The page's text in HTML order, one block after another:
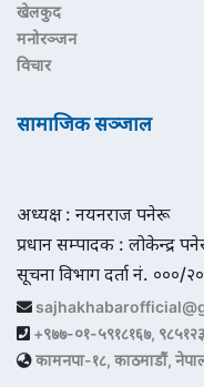
खेलकुद
मनोरञ्जन
विचार
सामाजिक सञ्जाल
अध्यक्ष : नयनराज पनेरू
प्रधान सम्पादक : लोकेन्द्र
सूचना विभाग दर्ता नं. ०००/
+९७७-०१-५९१८१६७,
कामनपा-१८, काठमाडौं,